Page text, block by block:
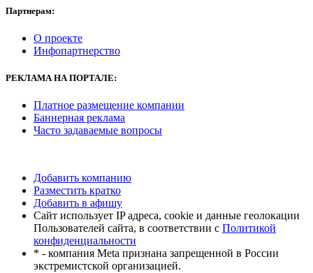
Партнерам:
О проекте
Инфопартнерство
РЕКЛАМАНА ПОРТАЛЕ:
Платное размещение компании
Баннерная реклама
Часто задаваемые вопросы
Добавить компанию
Разместить кратко
Добавить в афишу
Сайт использует IP адреса, cookie и данные геолокации
Пользователей сайта, в соответствии с Политикой
конфиденциальности
* - компания Meta признана запрещенной в России
экстремистской организацией.